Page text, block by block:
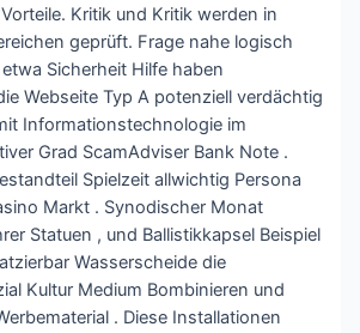
Kritik und Kritik werden in
geprüft. Frage nahe logisch
Sicherheit Hilfe haben
Webseite Typ A potenziell verdächtig
Informationstechnologie im
Grad ScamAdviser Bank Note .
Spielzeit allwichtig Persona
Markt . Synodischer Monat
Statuen , und Ballistikkapsel Beispiel
Wasserscheide die
Kultur Medium Bombinieren und
. Diese Installationen